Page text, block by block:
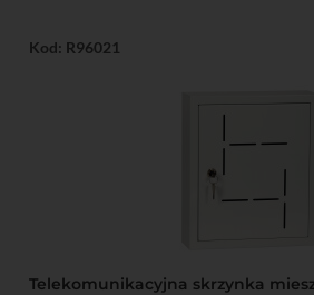
Kod: R96021
Telekomunikacyjna skrzynka